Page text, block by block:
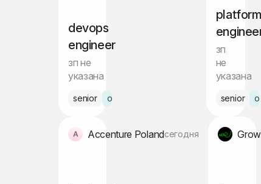
devops
engineer
зп не
указана
senior офис Лимассол
platform
зп
не
указана
senior
Accenture Polandсегодня